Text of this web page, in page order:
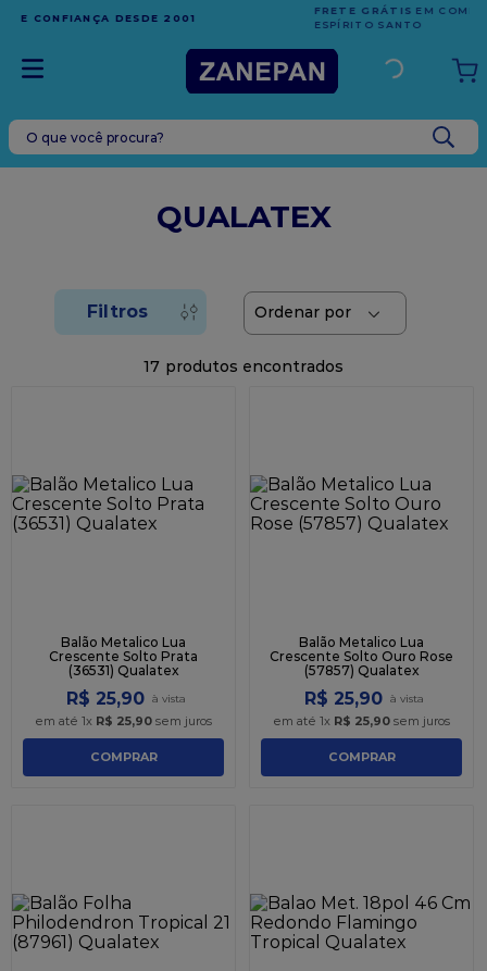
EM COMPRAS ACIMA DE R$1.000,00 PARA O
ESPÍRITO SANTO
O que você procura?
QUALATEX
17
Balão Metalico Lua
Crescente Solto Prata
(36531) Qualatex
R$ 25,90
em até 1x R$ 25,90 sem juros
COMPRAR
Balão Metalico Lua
Crescente Solto Ouro Rose
(57857) Qualatex
R$ 25,90
em até 1x R$ 25,90 sem juros
COMPRAR
TERMOS MAIS BUSCADOS
leite condensado
top harald
bala
9º
caixa kraft
10º chocolate